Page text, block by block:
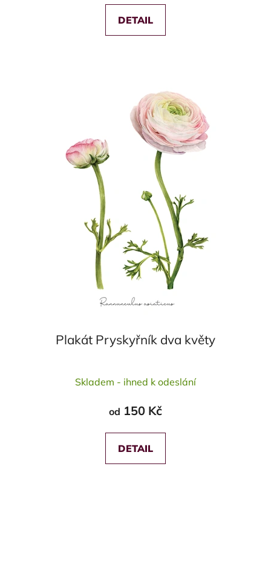
DETAIL
Plakát Pryskyřník dva květy
hodnocení
je
5,0
z
5
Skladem - ihned k odeslání
od 150 Kč
DETAIL